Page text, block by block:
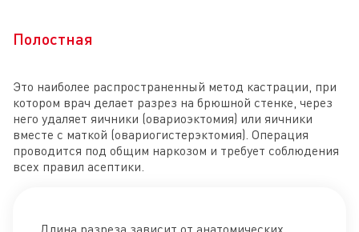
Полостная
Это наиболее распространенный метод кастрации, при
котором врач делает разрез на брюшной стенке, через
него удаляет яичники (овариоэктомия) или яичники
вместе с маткой (овариогистерэктомия). Операция
проводится под общим наркозом и требует соблюдения
всех правил асептики.